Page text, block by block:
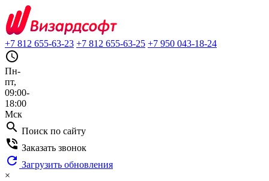
+7 812 655-63-23 +7 812 655-63-25 +7 950 043-18-24
query_builder
Пн-
пт,
09:00-
18:00
Мск
search Поиск по сайту
phone_in_talk Заказать звонок
refresh Загрузить обновления
×